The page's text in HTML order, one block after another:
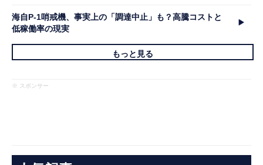
海自P-1哨戒機、事実上の「調達中止」も？高騰コストと
低稼働率の現実
もっと見る
※ スポンサー